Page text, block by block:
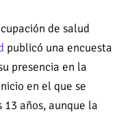
de salud
publicó una encuesta
presencia en la
en el que se
años, aunque la